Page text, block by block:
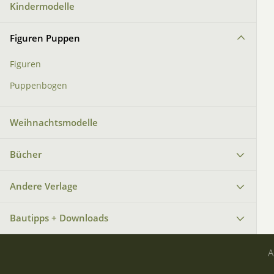
Kindermodelle
Figuren Puppen
Figuren
Puppenbogen
Weihnachtsmodelle
Bücher
Andere Verlage
Bautipps + Downloads